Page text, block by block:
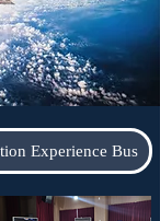
Experience Bus